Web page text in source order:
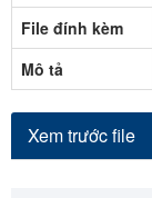
File đính kèm
Mô tả
Xem trước file